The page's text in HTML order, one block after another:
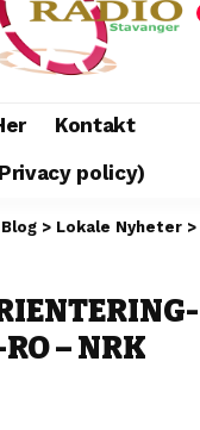
Kontakt
policy)
Blog > Lokale Nyheter >
– NRK